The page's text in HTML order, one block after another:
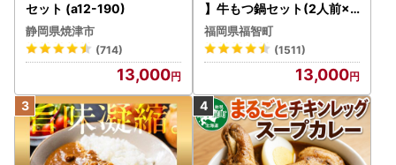
セット (a12-190)
静岡県焼津市
(714)
13,000
】牛もつ鍋セット(2人前×5
) 10人前 もつ鍋
福岡県福智町
(1511)
13,000